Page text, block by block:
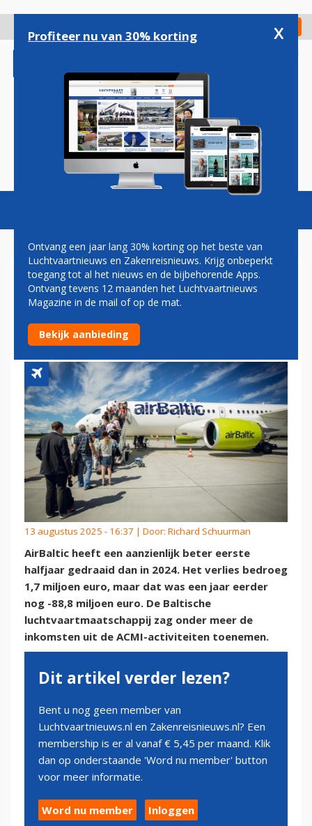
gaan
Check in
Magazine Podcasts Vacatures
WETLEASE-ACTIVITEITEN
LEGGEN AIRBALTIC GEEN
WINDEIEREN
13 augustus 2025 - 16:37 | Door: Richard Schuurman
AirBaltic heeft een aanzienlijk beter eerste
halfjaar gedraaid dan in 2024. Het verlies bedroeg
1,7 miljoen euro, maar dat was een jaar eerder
nog -88,8 miljoen euro. De Baltische
luchtvaartmaatschappij zag onder meer de
inkomsten uit de ACMI-activiteiten toenemen.
Dit artikel verder lezen?
Bent u nog geen member van
Luchtvaartnieuws.nl en Zakenreisnieuws.nl? Een
membership is er al vanaf € 5,45 per maand. Klik
dan op onderstaande 'Word nu member' button
voor meer informatie.
Word nu member Inloggen
Profiteer nu van 30% korting x
Ontvang een jaar lang 30% korting op het beste van
Luchtvaartnieuws en Zakenreisnieuws. Krijg onbeperkt
toegang tot al het nieuws en de bijbehorende Apps.
Ontvang tevens 12 maanden het Luchtvaartnieuws
Magazine in de mail of op de mat.
Bekijk aanbieding